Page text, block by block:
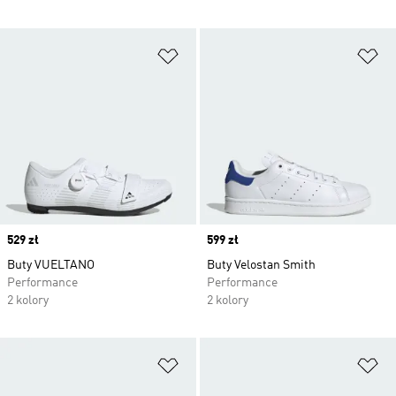
Price
529 zł
Buty VUELTANO
Performance
2 kolory
Price
599 zł
Buty Velostan Smith
Performance
2 kolory